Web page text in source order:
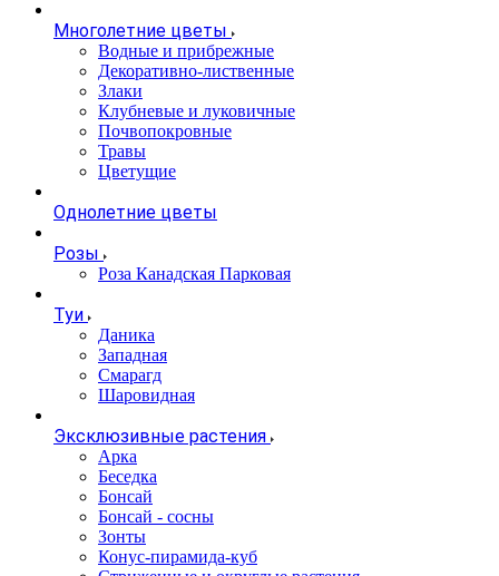
Многолетние цветы
Водные и прибрежные
Декоративно-лиственные
Злаки
Клубневые и луковичные
Почвопокровные
Травы
Цветущие
Однолетние цветы
Розы
Роза Канадская Парковая
Туи
Даника
Западная
Смарагд
Шаровидная
Эксклюзивные растения
Арка
Беседка
Бонсай
Бонсай - сосны
Зонты
Конус-пирамида-куб